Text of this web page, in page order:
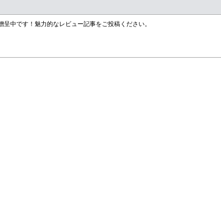
中です！魅力的なレビュー記事をご投稿ください。